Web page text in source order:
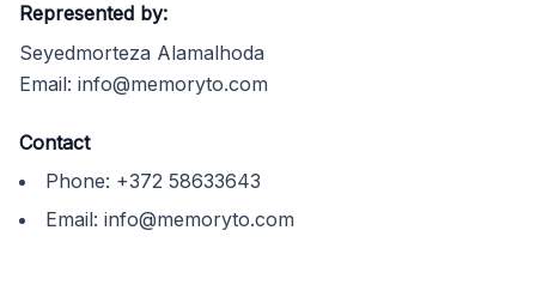
Represented by:
Seyedmorteza Alamalhoda
Email: info@memoryto.com
Contact
Phone: +372 58633643
Email: info@memoryto.com